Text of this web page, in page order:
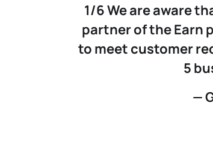
1/6 We are aware
partner of the Earn
to meet customer
5
—